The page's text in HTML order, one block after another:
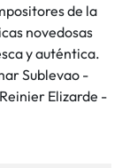
de la
novedosas
y auténtica.
Sublevao -
Elizarde -